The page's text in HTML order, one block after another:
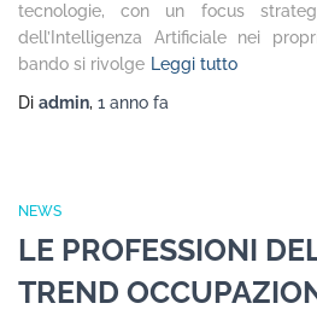
tecnologie, con un focus
dell’Intelligenza Artificiale nei
bando si rivolge Leggi tutto
Di admin, 1 anno fa
NEWS
LE PROFESSIONI
TREND